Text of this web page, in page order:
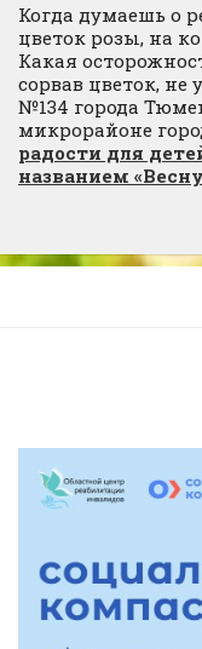
Когда думаешь о
цветок розы, на
Какая
сорвав цветок,
№134 города
микрорайоне
радости для
названием